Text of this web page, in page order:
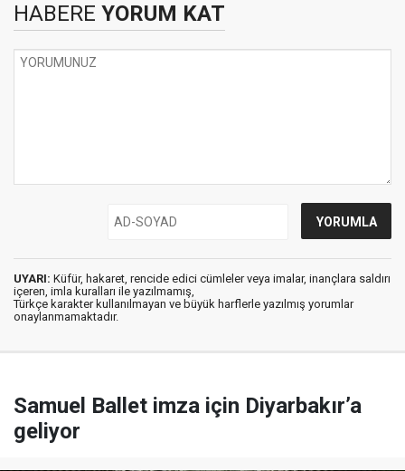
HABERE YORUM KAT
UYARI: Küfür, hakaret, rencide edici cümleler veya imalar, inançlara saldırı
içeren, imla kuralları ile yazılmamış,
Türkçe karakter kullanılmayan ve büyük harflerle yazılmış yorumlar
onaylanmamaktadır.
Samuel Ballet imza için Diyarbakır’a
geliyor